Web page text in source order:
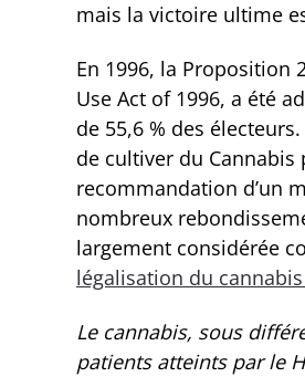
mais la victoire ultime
En 1996, la Proposition
Use Act of 1996, a été
de 55,6 % des
de cultiver du
recommandation d’un
nombreux
largement considérée
légalisation du
Le cannabis, sous
patients atteints par le